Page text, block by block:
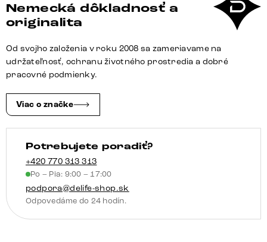
200x100
akácia
prírodná
Troa
nerezová
kefovaná
Live-
Edge
Nemecká dôkladnosť a
originalita
Od svojho založenia v roku 2008 sa zameriavame na
udržateľnosť, ochranu životného prostredia a dobré
pracovné podmienky.
Viac o značke
Potrebujete poradiť?
+420 770 313 313
Po – Pia: 9:00 – 17:00
podpora@delife-shop.sk
Odpovedáme do 24 hodín.